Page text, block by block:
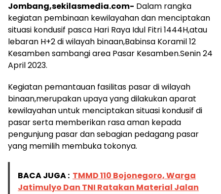
Jombang,sekilasmedia.com- Dalam rangka
kegiatan pembinaan kewilayahan dan menciptakan
situasi kondusif pasca Hari Raya Idul Fitri 1444H,atau
lebaran H+2 di wilayah binaan,Babinsa Koramil 12
Kesamben sambangi area Pasar Kesamben.Senin 24
April 2023.
Kegiatan pemantauan fasilitas pasar di wilayah
binaan,merupakan upaya yang dilakukan aparat
kewilayahan untuk menciptakan situasi kondusif di
pasar serta memberikan rasa aman kepada
pengunjung pasar dan sebagian pedagang pasar
yang memilih membuka tokonya.
BACA JUGA : TMMD 110 Bojonegoro, Warga
Jatimulyo Dan TNI Ratakan Material Jalan